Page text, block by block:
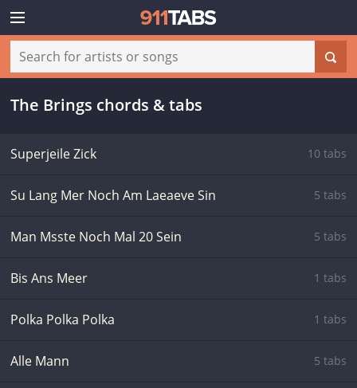
The Brings chords & tabs
Superjeile Zick 10 tabs
Su Lang Mer Noch Am Laeaeve Sin 5 tabs
Man Msste Noch Mal 20 Sein 5 tabs
Bis Ans Meer 1 tabs
Polka Polka Polka 1 tabs
Alle Mann 5 tabs